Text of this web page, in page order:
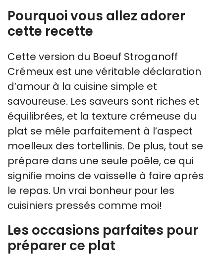
Pourquoi vous allez adorer
cette recette
Cette version du Boeuf Stroganoff
Crémeux est une véritable déclaration
d’amour à la cuisine simple et
savoureuse. Les saveurs sont riches et
équilibrées, et la texture crémeuse du
plat se mêle parfaitement à l’aspect
moelleux des tortellinis. De plus, tout se
prépare dans une seule poêle, ce qui
signifie moins de vaisselle à faire après
le repas. Un vrai bonheur pour les
cuisiniers pressés comme moi!
Les occasions parfaites pour
préparer ce plat